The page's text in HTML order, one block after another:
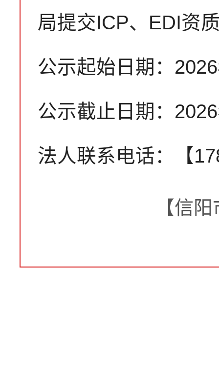
局提交ICP、EDI资
公示起始日期：
公示截止日期：
法人联系电话：【
【信